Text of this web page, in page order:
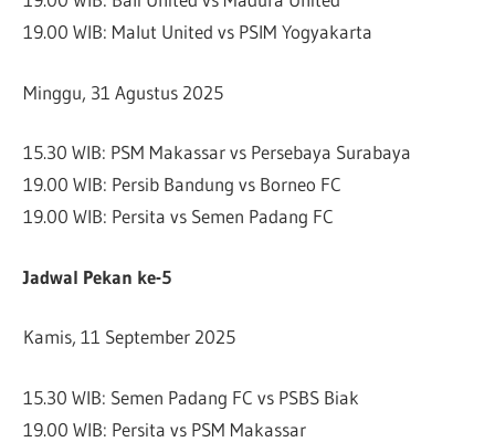
19.00 WIB: Malut United vs PSIM Yogyakarta
Minggu, 31 Agustus 2025
15.30 WIB: PSM Makassar vs Persebaya Surabaya
19.00 WIB: Persib Bandung vs Borneo FC
19.00 WIB: Persita vs Semen Padang FC
Jadwal Pekan ke-5
Kamis, 11 September 2025
15.30 WIB: Semen Padang FC vs PSBS Biak
19.00 WIB: Persita vs PSM Makassar